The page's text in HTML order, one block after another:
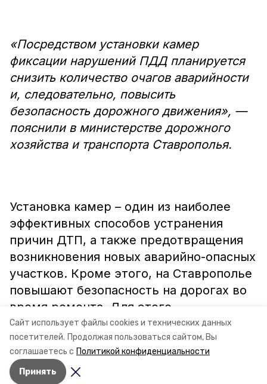
Сайт использует файлы cookies и технических данных
посетителей. Продолжая пользоваться сайтом, Вы
соглашаетесь с Политикой конфиденциальности
Принять
«Посредством установки камер
фиксации нарушений ПДД планируется
снизить количество очагов аварийности
и, следовательно, повысить
безопасность дорожного движения», —
пояснили в министерстве дорожного
хозяйства и транспорта Ставрополья.
Установка камер – один из наиболее
эффективных способов устранения
причин ДТП, а также предотвращения
возникновения новых аварийно-опасных
участков. Кроме этого, на Ставрополье
повышают безопасность на дорогах во
время ремонта. Для этого
устанавливают новые знаки, барьерное
ограждение, искусственные неровности
вблизи пешеходных переходов.